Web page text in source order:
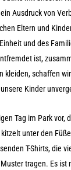
Ausdruck von
Eltern und
und des
ist,
kleiden, schaffen
Kinder
Tag im Park vor,
unter den
T-Shirts, die
tragen. Es ist